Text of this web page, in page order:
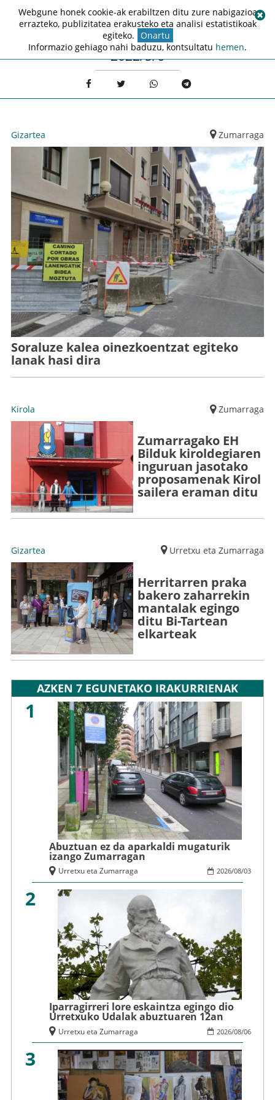
2022/5/6
Gizartea Zumarraga
Soraluze kalea oinezkoentzat egiteko
lanak hasi dira
Kirola Zumarraga
Zumarragako EH
Bilduk kiroldegiaren
inguruan jasotako
proposamenak Kirol
sailera eraman ditu
Gizartea Urretxu eta Zumarraga
Herritarren praka
bakero zaharrekin
mantalak egingo
ditu Bi-Tartean
elkarteak
AZKEN 7 EGUNETAKO IRAKURRIENAK
1
Abuztuan ez da aparkaldi mugaturik
izango Zumarragan
2026/08/03
Urretxu eta Zumarraga
2
Iparragirreri lore eskaintza egingo dio
Urretxuko Udalak abuztuaren 12an
2026/08/06
Urretxu eta Zumarraga
3
Webgune honek cookie-ak erabiltzen ditu zure nabigazioa
errazteko, publizitatea erakusteko eta analisi estatistikoak
egiteko. Onartu
Informazio gehiago nahi baduzu, kontsultatu hemen.